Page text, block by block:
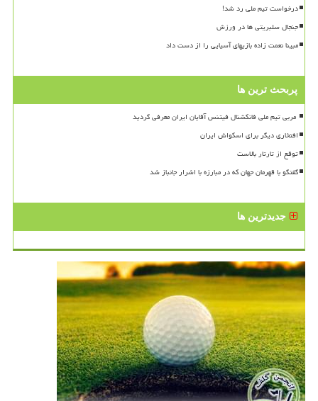
درخواست تیم ملی رد شد!
جنجال سلبریتی ها در ورزش
مبینا نعمت زاده بازیهای آسیایی را از دست داد
پربحث ترین ها
افتخاری دیگر برای اسکواش ایران
توقع از تارتار بالاست
گفتگو با قهرمان جهان که در مبارزه با اشرار جانباز شد
جدیدترین ها